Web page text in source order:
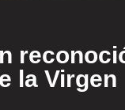
la Virgen